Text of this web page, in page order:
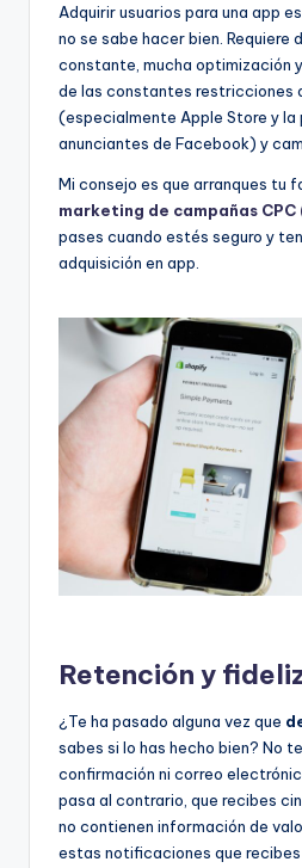
Adquirir usuarios para una app
no se sabe hacer bien. Requiere
constante, mucha optimización
de las constantes restricciones
(especialmente Apple Store y
anunciantes de Facebook) y
Mi consejo es que arranques tu
marketing de campañas
pases cuando estés seguro y
adquisición en app.
Retención y
¿Te ha pasado alguna vez que
sabes si lo has hecho bien? No
confirmación ni correo
pasa al contrario, que recibes
no contienen información de
estas notificaciones que